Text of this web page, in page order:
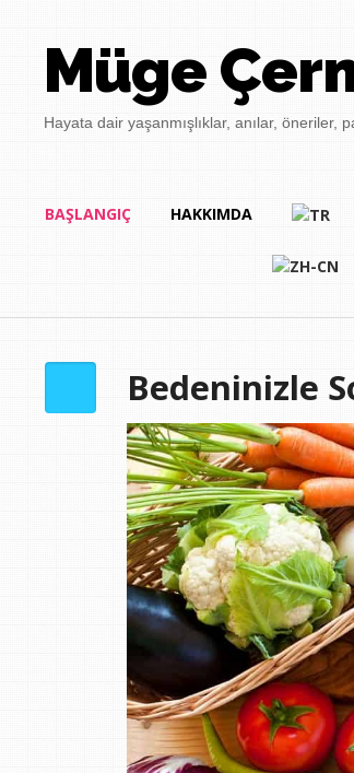
Müge
Hayata dair yaşanmışlıklar, anılar, öneriler,
BAŞLANGIÇ HAKKIMDA
Bedeninizle